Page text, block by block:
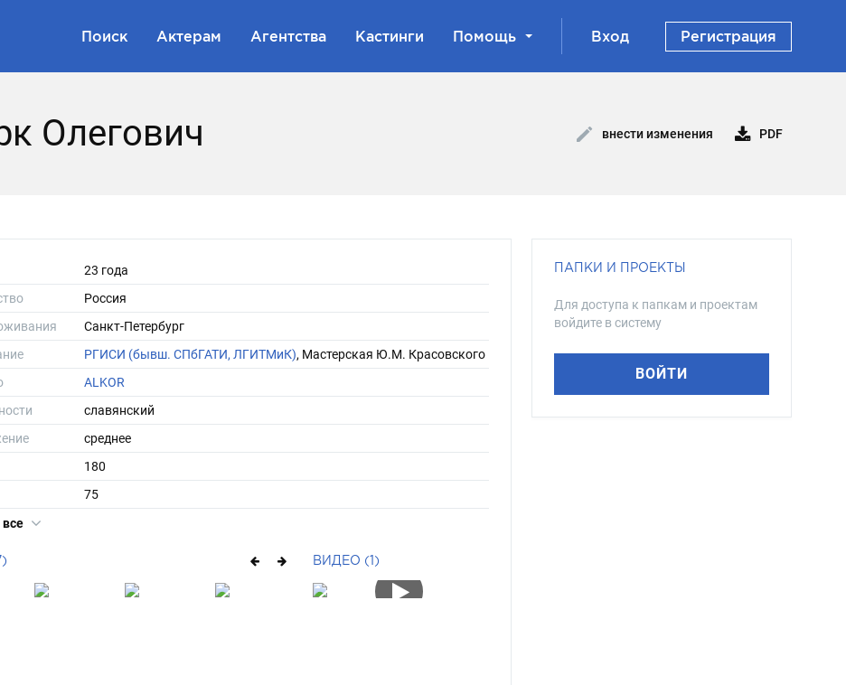
Поиск Актерам Агентства Кастинги Помощь Вход Регистрация
Олегович внести изменения PDF
23 года
Россия
Санкт-Петербург
РГИСИ (бывш. СПбГАТИ, ЛГИТМиК), Мастерская Ю.М. Красовского
ALKOR
славянский
среднее
180
75
все
ВИДЕО (1)
ПАПКИ И ПРОЕКТЫ
Для доступа к папкам и проектам
войдите в систему
ВОЙТИ